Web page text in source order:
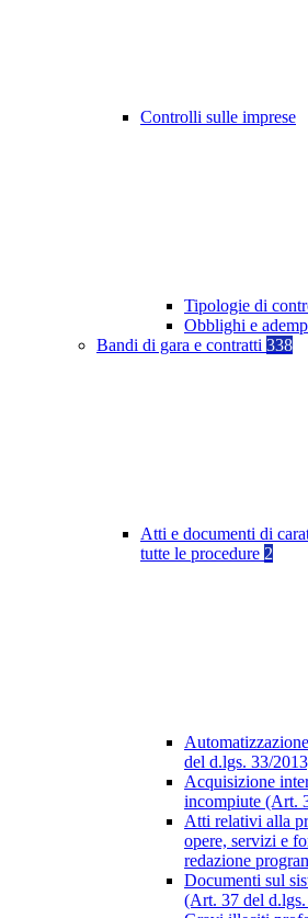
Controlli sulle imprese
Tipologie di
Obblighi e
Bandi di gara e contratti 338
Atti e documenti di
tutte le procedure 2
del d.lgs. 33/
Acquisizione
incompiute (Art.
Atti relativi alla
opere, servizi e
redazione
Documenti sul
(Art. 37 del